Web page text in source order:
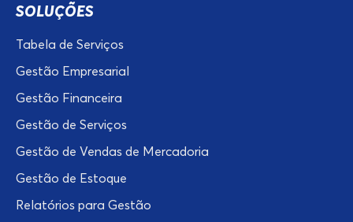
SOLUÇÕES
Tabela de Serviços
Gestão Empresarial
Gestão Financeira
Gestão de Serviços
Gestão de Vendas de Mercadoria
Gestão de Estoque
Relatórios para Gestão